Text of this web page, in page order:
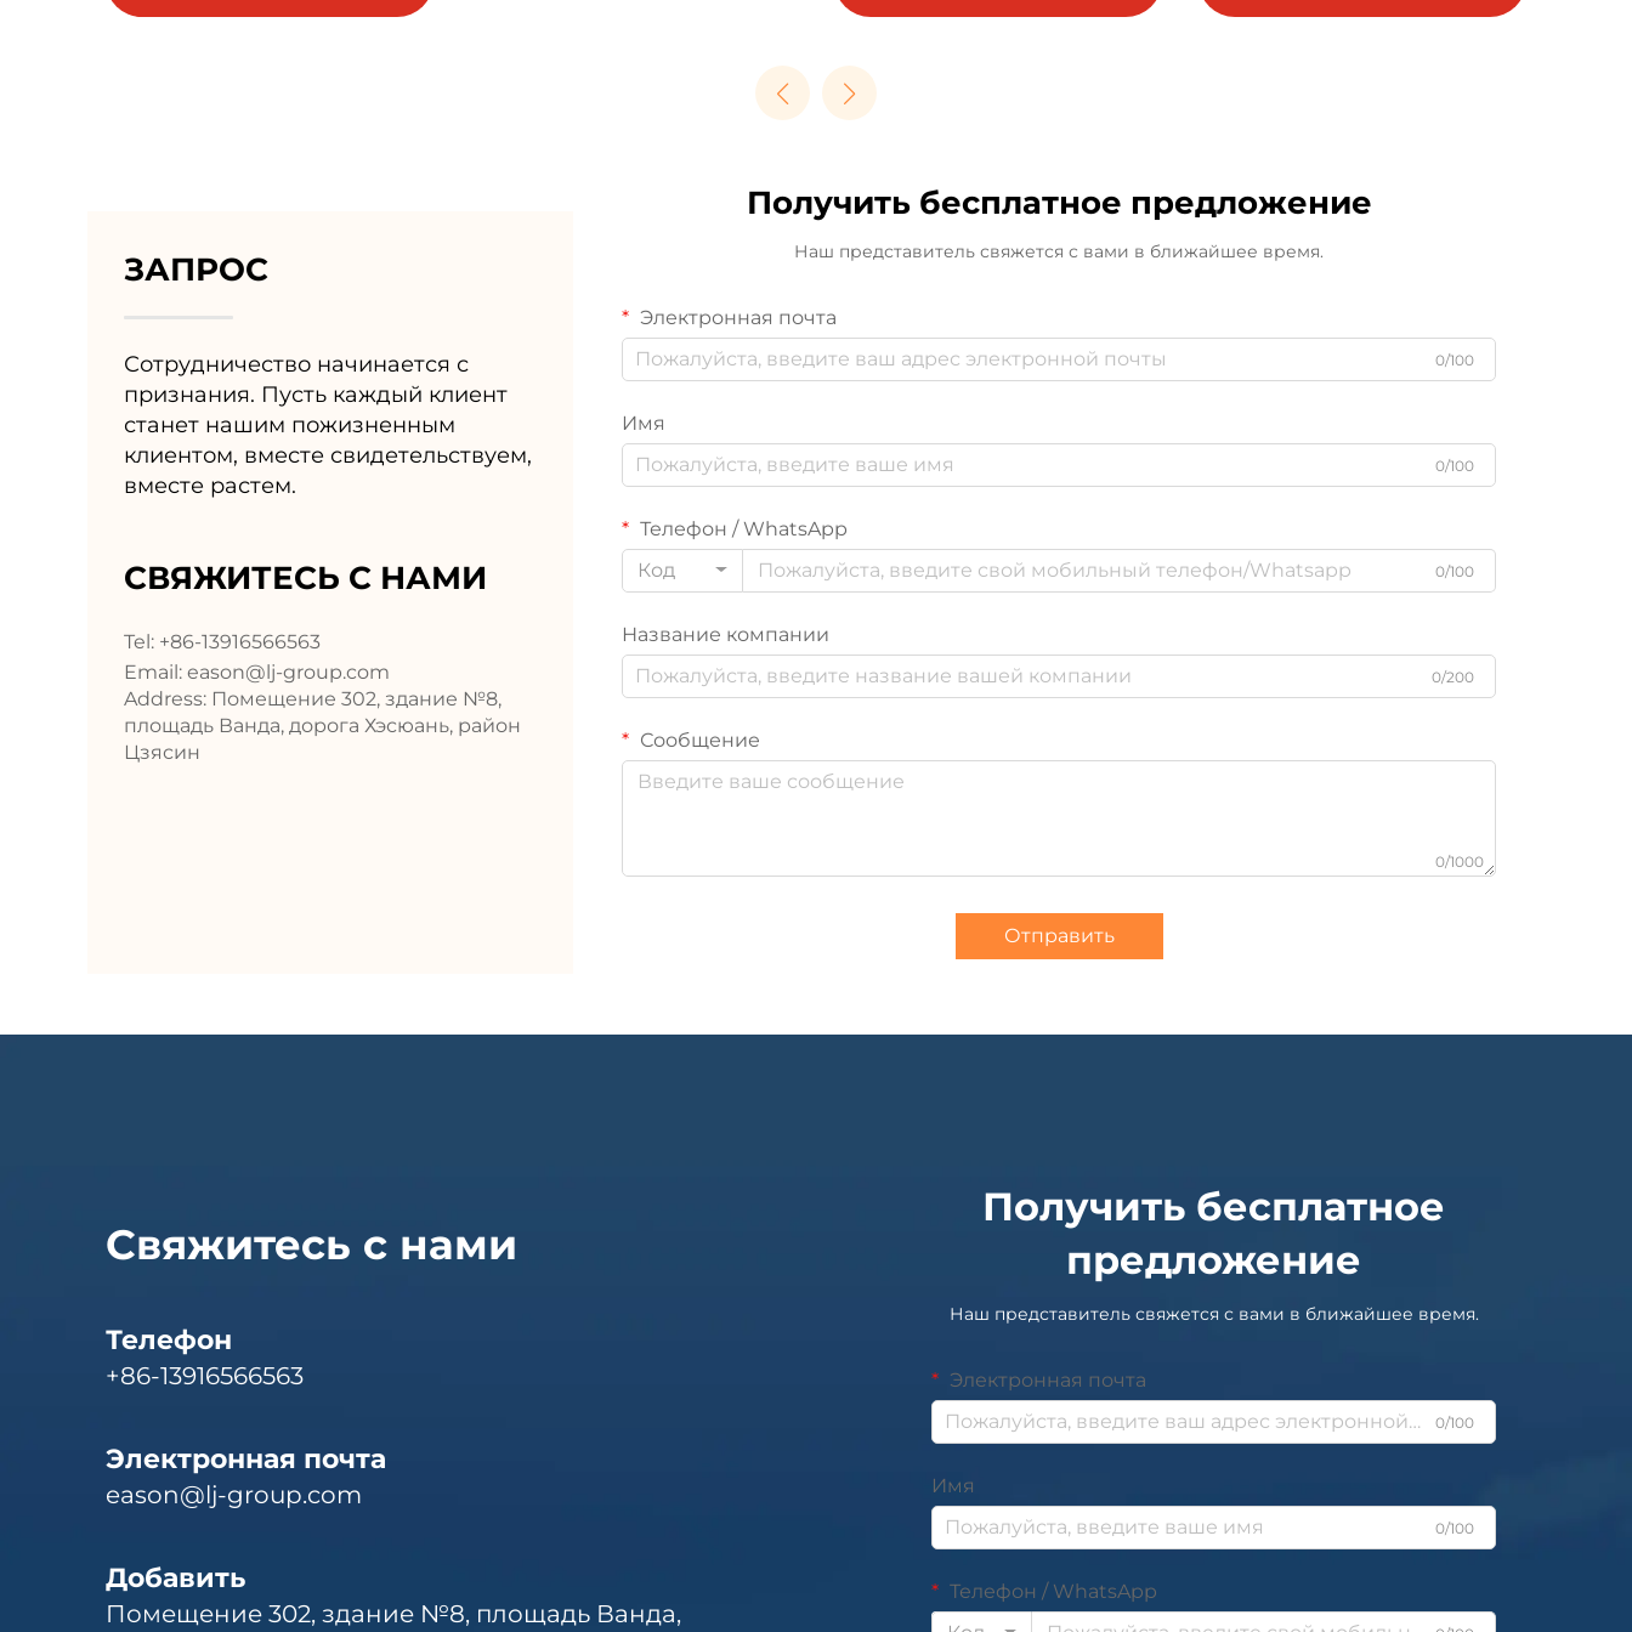
ЗАПРОС
Сотрудничество начинается с
признания. Пусть каждый клиент
станет нашим пожизненным
клиентом, вместе свидетельствуем,
вместе растем.
СВЯЖИТЕСЬ С НАМИ
Tel: +86-13916566563
Email: eason@lj-group.com
Address: Помещение 302, здание №8,
площадь Ванда, дорога Хэсюань, район
Цзясин
Получить бесплатное предложение
Наш представитель свяжется с вами в ближайшее время.
Электронная почта
0/100
Имя
0/100
Телефон / WhatsApp
Код
0/100
Название компании
0/200
Сообщение
0/1000
Отправить
Свяжитесь с нами
Телефон
+86-13916566563
Электронная почта
eason@lj-group.com
Добавить
Помещение 302, здание №8, площадь Ванда,
Получить бесплатное
предложение
Наш представитель свяжется с вами в ближайшее время.
Электронная почта
0/100
Имя
0/100
Телефон / WhatsApp